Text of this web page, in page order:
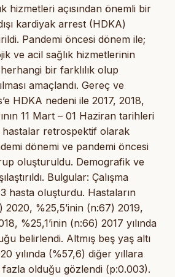
hizmetleri açısından önemli bir
kardiyak arrest (HDKA)
Pandemi öncesi dönem ile;
ve acil sağlık hizmetlerinin
bir farklılık olup
amaçlandı. Gereç ve
HDKA nedeni ile 2017, 2018,
11 Mart – 01 Haziran tarihleri
hastalar retrospektif olarak
dönemi ve pandemi öncesi
oluşturuldu. Demografik ve
Bulgular: Çalışma
hasta oluşturdu. Hastaların
2020, %25,5’inin (n:67) 2019,
%25,1’inin (n:66) 2017 yılında
belirlendi. Altmış beş yaş altı
yılında (%57,6) diğer yıllara
olduğu gözlendi (p:0.003).